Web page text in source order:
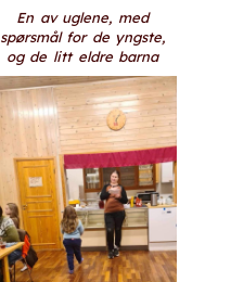
En av uglene, med
spørsmål for de yngste,
og de litt eldre barna